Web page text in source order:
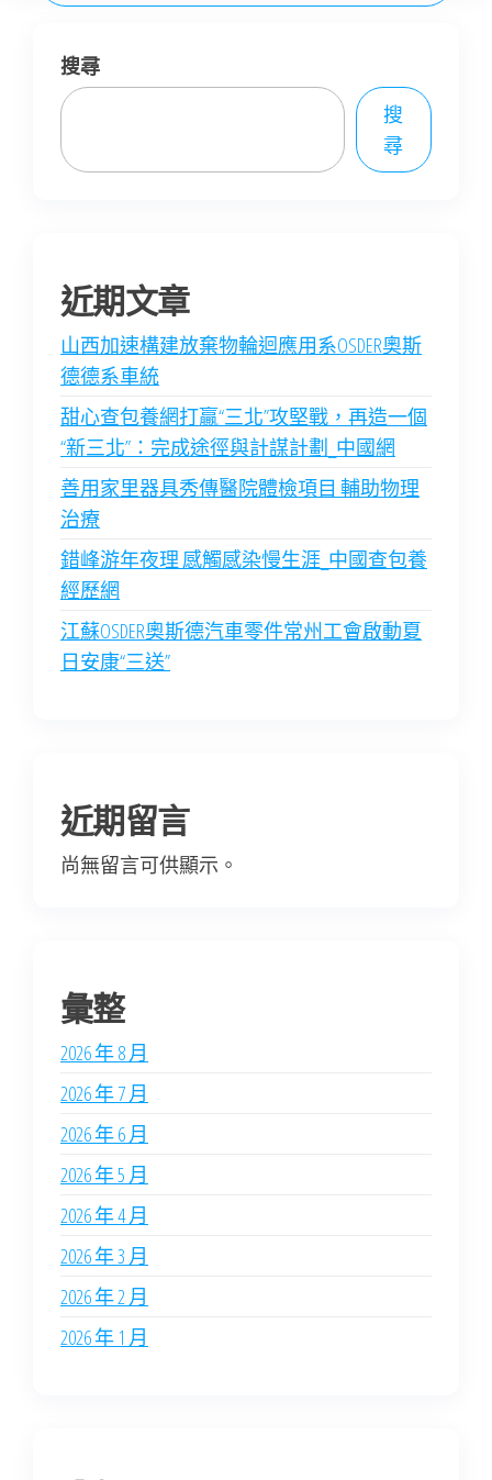
搜尋
搜
尋
近期文章
山西加速構建放棄物輪迴應用系OSDER奧斯
德德系車統
甜心查包養網打贏“三北”攻堅戰，再造一個
“新三北”：完成途徑與計謀計劃_中國網
善用家里器具秀傳醫院體檢項目 輔助物理
治療
錯峰游年夜理 感觸感染慢生涯_中國查包養
經歷網
江蘇OSDER奧斯德汽車零件常州工會啟動夏
日安康“三送”
近期留言
尚無留言可供顯示。
彙整
2026 年 8 月
2026 年 7 月
2026 年 6 月
2026 年 5 月
2026 年 4 月
2026 年 3 月
2026 年 2 月
2026 年 1 月